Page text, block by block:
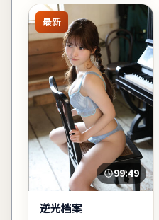
最新
99:49
逆光档案